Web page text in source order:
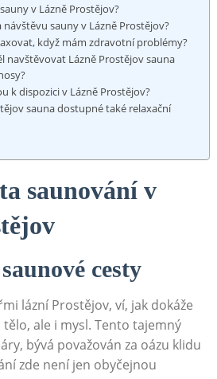
v Lázně Prostějov?
návštěvu sauny v Lázně Prostějov?
když mám zdravotní problémy?
navštěvovat Lázně Prostějov sauna
k dispozici v Lázně Prostějov?
sauna dostupné také relaxační
saunování v
cesty
lázní Prostějov, ví, jak dokáže
ale i mysl. Tento tajemný
bývá považován za oázu klidu
zde není jen obyčejnou